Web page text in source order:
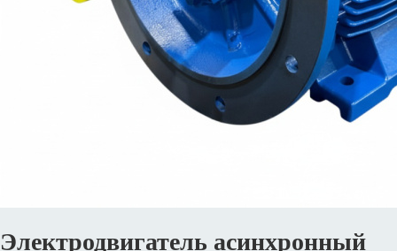
Электродвигатель асинхронный